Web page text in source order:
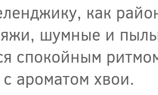
как
шумные и
спокойным
ароматом хвои.